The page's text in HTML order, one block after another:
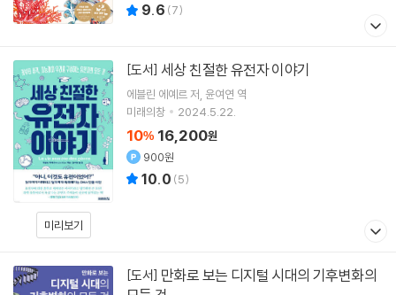
9.6 (7)
미리보기
[도서] 세상 친절한 유전자 이야기
에블린 에예르 저 윤여연 역
미래의창
2024.5.22.
10% 16,200원
900원
10.0 (5)
[도서]